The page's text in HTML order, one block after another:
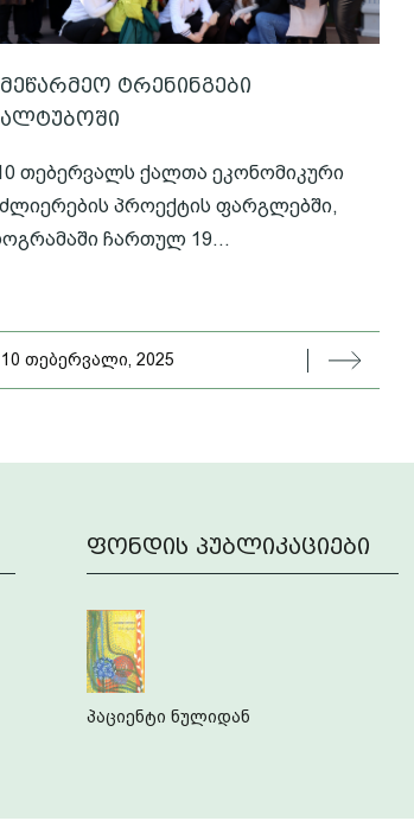
ტრენინგები
თებერვალს ქალთა ეკონომიკური
პროექტის ფარგლებში,
ჩართულ 19...
10 თებერვალი, 2025
ფონდის პუბლიკაციები
პაციენტი ნულიდან